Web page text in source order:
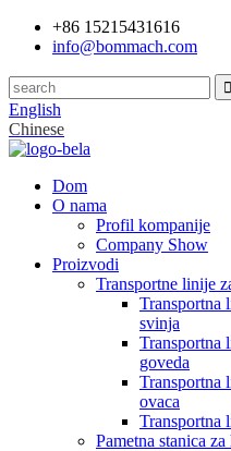
+86 15215431616
info@bommach.com
English
Chinese
Dom
O nama
Profil kompanije
Company Show
Proizvodi
Transportne linije
Transportna
svinja
Transportna
goveda
Transportna
ovaca
Transportna
Pametna stanica